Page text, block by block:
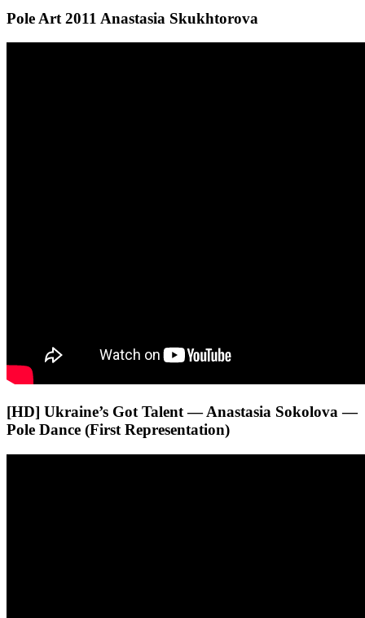
Pole Art 2011 Anastasia Skukhtorova
[HD] Ukraine’s Got Talent — Anastasia Sokolova —
Pole Dance (First Representation)